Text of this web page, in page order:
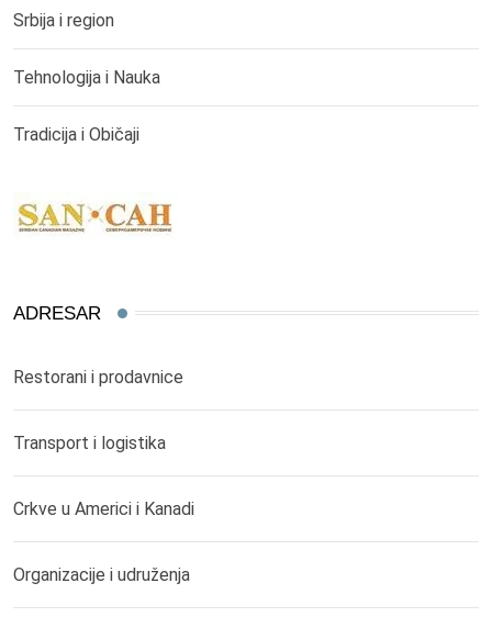
Srbija i region
Tehnologija i Nauka
Tradicija i Običaji
ADRESAR
Restorani i prodavnice
Transport i logistika
Crkve u Americi i Kanadi
Organizacije i udruženja